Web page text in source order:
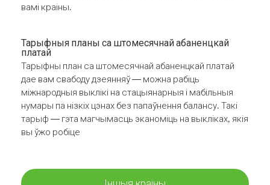
вамі краіны.
Тарыфныя планы са штомесячнай абаненцкай
платай
Тарыфны план са штомесячнай абаненцкай платай
дае вам свабоду дзеянняў — можна рабіць
міжнародныя выклікі на стацыянарныя і мабільныя
нумары па нізкіх цэнах без папаўнення балансу. Такі
тарыф — гэта магчымасць эканоміць на выкліках, якія
вы ўжо робіце